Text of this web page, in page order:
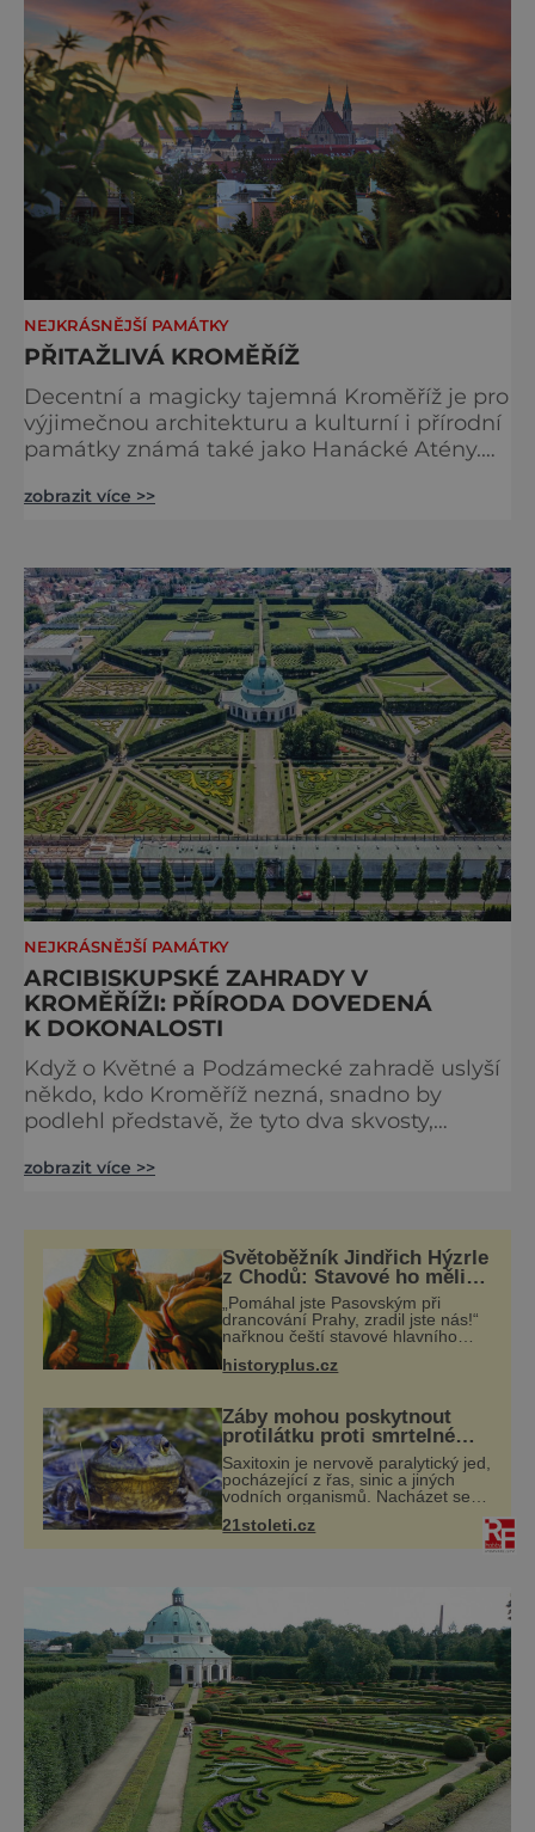
NEJKRÁSNĚJŠÍ PAMÁTKY
PŘITAŽLIVÁ KROMĚŘÍŽ
Decentní a magicky tajemná Kroměříž je pro
výjimečnou architekturu a kulturní i přírodní
památky známá také jako Hanácké Atény.
arcibiskupové shromažďovali cenné sbírky, a
klid, jelikož Kroměříž je místem, kde stres ani
shon nemá šanci. Kulturní dědictví
Největším láka
zobrazit více >>
NEJKRÁSNĚJŠÍ PAMÁTKY
ARCIBISKUPSKÉ ZAHRADY V
KROMĚŘÍŽI: PŘÍRODA DOVEDENÁ
K DOKONALOSTI
Když o Květné a Podzámecké zahradě uslyší
někdo, kdo Kroměříž nezná, snadno by
podlehl představě, že tyto dva skvosty,
si vzájemně podobné. Ve skutečnosti se
začněme Podzámeckou, která si přednost
zaslouží vzhledem k tomu, že je větší a také
starší. Zaujímá plochu 64 hektarů mezi
kroměří
zobrazit více >>
Světoběžník Jindřich Hýzrle
z Chodů: Stavové ho měli
za zrádce
„Pomáhal jste Pasovským při
drancování Prahy, zradil jste nás!“
nařknou čeští stavové hlavního
Jindřich se však zastrašit nenechá.
historyplus.cz
Žáby mohou poskytnout
protilátku proti smrtelné
otravě měkkýši
Saxitoxin je nervově paralytický jed,
pocházející z řas, sinic a jiných
vodních organismů. Nacházet se
konzumovaných mlžích, jako jsou
21stoleti.cz